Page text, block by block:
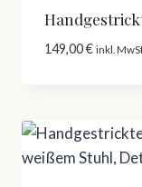
149,00€ inkl.